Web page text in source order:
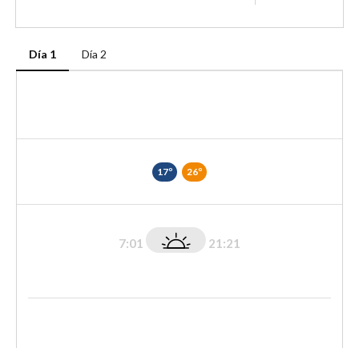
Día 1 Día 2
17º 26º
7:01 21:21